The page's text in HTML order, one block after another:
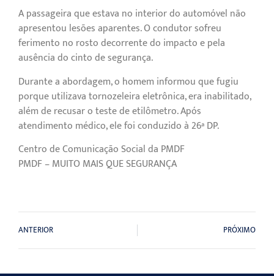
A passageira que estava no interior do automóvel não
apresentou lesões aparentes. O condutor sofreu
ferimento no rosto decorrente do impacto e pela
ausência do cinto de segurança.
Durante a abordagem, o homem informou que fugiu
porque utilizava tornozeleira eletrônica, era inabilitado,
além de recusar o teste de etilômetro. Após
atendimento médico, ele foi conduzido à 26ª DP.
Centro de Comunicação Social da PMDF
PMDF – MUITO MAIS QUE SEGURANÇA
ANTERIOR PRÓXIMO